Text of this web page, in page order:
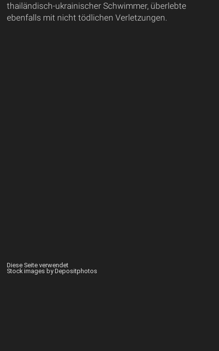
thailändisch-ukrainischer Schwimmer, überlebte
ebenfalls mit nicht tödlichen Verletzungen.
Diese Seite verwendet
Stock images by Depositphotos